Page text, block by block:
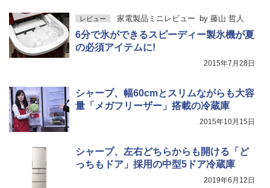
レビュー 家電製品ミニレビュー by 藤山 哲人
6分で氷ができるスピーディー製氷機が夏
の必須アイテムに!
2015年7月28日
シャープ、幅60cmとスリムながらも大容
量「メガフリーザー」搭載の冷蔵庫
2015年10月15日
シャープ、左右どちらからも開ける「ど
っちもドア」採用の中型5ドア冷蔵庫
2019年6月12日